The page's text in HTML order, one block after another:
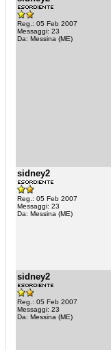
Reg.: 05 Feb 2007
Messaggi: 23
Da: Messina (ME)
sidney2
Reg.: 05 Feb 2007
Messaggi: 23
Da: Messina (ME)
sidney2
Reg.: 05 Feb 2007
Messaggi: 23
Da: Messina (ME)